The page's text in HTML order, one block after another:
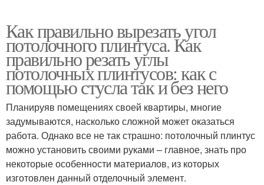
Как правильно вырезать угол
потолочного плинтуса. Как
правильно резать углы
потолочных плинтусов: как с
помощью стусла так и без него
Планируяв помещениях своей квартиры, многие
задумываются, насколько сложной может оказаться
работа. Однако все не так страшно: потолочный плинтус
можно установить своими руками – главное, знать про
некоторые особенности материалов, из которых
изготовлен данный отделочный элемент.